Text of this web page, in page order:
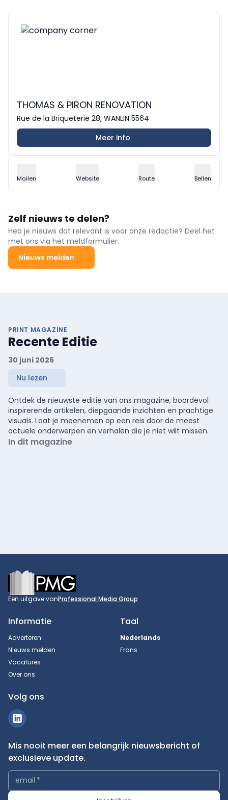
THOMAS & PIRON RENOVATION
Rue de la Briqueterie 28, WANLIN 5564
Meer info
Mailen Website Route Bellen
Zelf nieuws te delen?
Heb je nieuws dat relevant is voor onze redactie? Deel het
met ons via het meldformulier.
Nieuws melden
PRINT MAGAZINE
Recente Editie
30 juni 2026
Nu lezen
Ontdek de nieuwste editie van ons magazine, boordevol
inspirerende artikelen, diepgaande inzichten en prachtige
visuals. Laat je meenemen op een reis door de meest
actuele onderwerpen en verhalen die je niet wilt missen.
In dit magazine
Footer
Een uitgave vanProfessional Media Group
Informatie
Adverteren
Nieuws melden
Vacatures
Over ons
Taal
Nederlands
Frans
Volg ons
Mis nooit meer een belangrijk nieuwsbericht of
exclusieve update.
email *